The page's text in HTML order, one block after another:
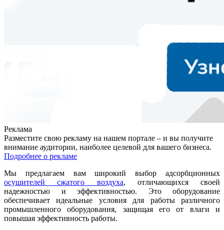
Реклама
Разместите свою рекламу на нашем портале – и вы получите
внимание аудитории, наиболее целевой для вашего бизнеса.
Подробнее о рекламе
Мы предлагаем вам широкий выбор адсорбционных
осушителей сжатого воздуха, отличающихся своей
надежностью и эффективностью. Это оборудование
обеспечивает идеальные условия для работы различного
промышленного оборудования, защищая его от влаги и
повышая эффективность работы.